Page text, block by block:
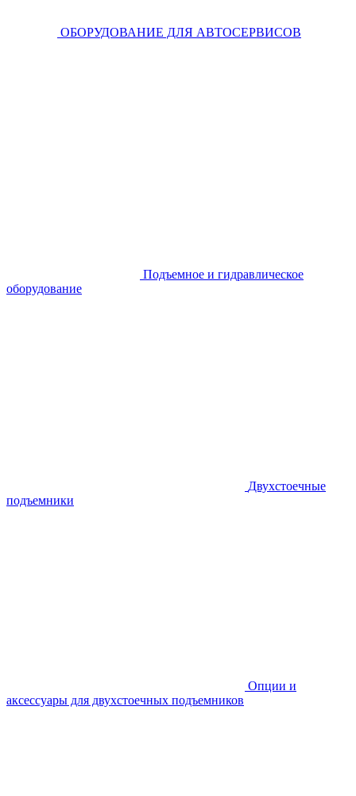
ОБОРУДОВАНИЕ ДЛЯ АВТОСЕРВИСОВ
Подъемное и гидравлическое
оборудование
Двухстоечные
подъемники
Опции и
аксессуары для двухстоечных подъемников